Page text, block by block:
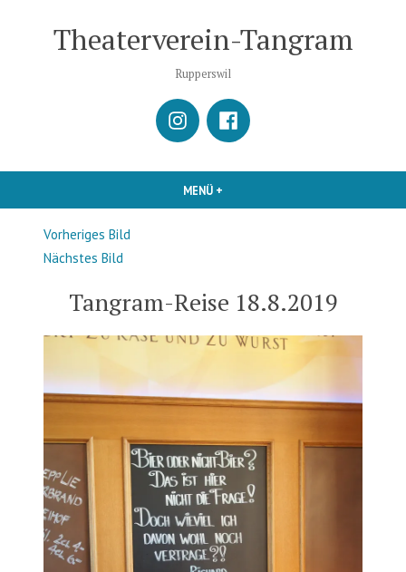
Theaterverein-Tangram
Rupperswil
MENÜ +
istagramFacebook
Vorheriges Bild
Nächstes Bild
Tangram-Reise 18.8.2019